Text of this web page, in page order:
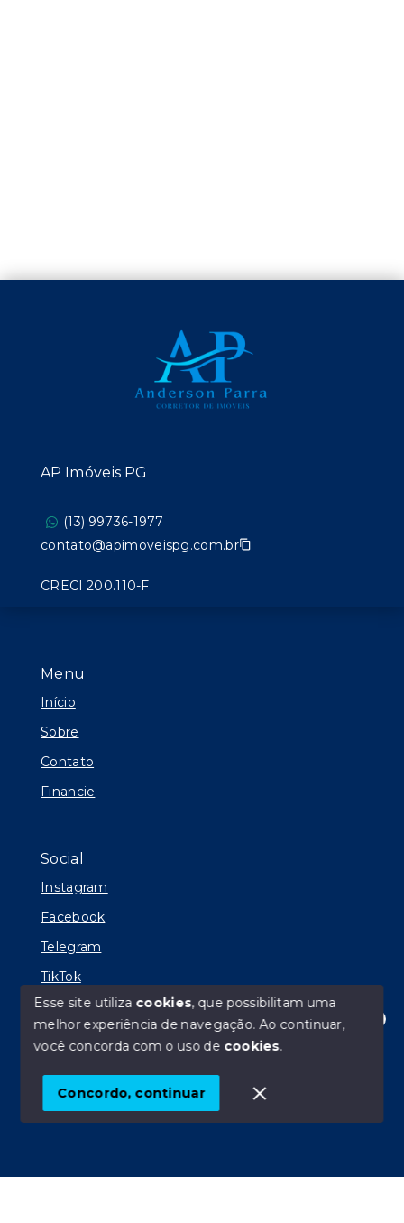
Olá! Estamos disponíveis para te ajudar.
Menu
Início
Sobre
Contato
Financie
Social
Instagram
Facebook
Telegram
TikTok
© Copyright 2026 - AP Imóveis PG - Todos os direitos
SITE PARA IMOBILIARIA
AP Imóveis PG
(13) 99736-1977
contato@apimoveispg.com.br
CRECI 200.110-F
Esse site utiliza cookies, que possibilitam uma
melhor experiência de navegação.Ao continuar,
você concorda com o uso de cookies.
Concordo, continuar